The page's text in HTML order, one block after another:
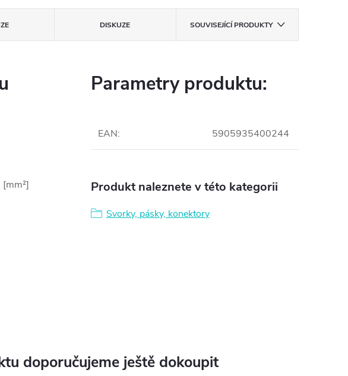
DISKUZE SOUVISEJÍCÍ PRODUKTY
Parametry produktu:
EAN: 5905935400244
Produkt naleznete v této kategorii
Svorky, pásky, konektory
doporučujeme ještě dokoupit